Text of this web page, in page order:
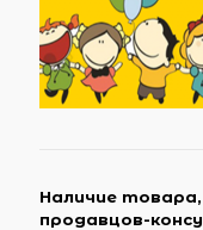
Наличие
продавцов-